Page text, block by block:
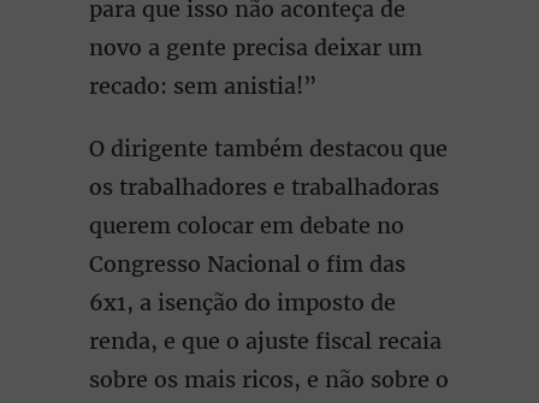
para que isso não aconteça de
novo a gente precisa deixar um
recado: sem anistia!”
O dirigente também destacou que
os trabalhadores e trabalhadoras
querem colocar em debate no
Congresso Nacional o fim das
6x1, a isenção do imposto de
renda, e que o ajuste fiscal recaia
sobre os mais ricos, e não sobre o